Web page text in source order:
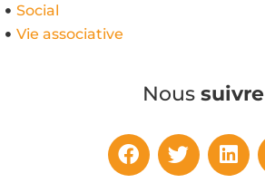
Social
Vie associative
Nous suivre